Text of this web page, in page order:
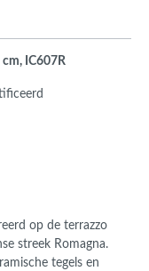
cm, IC607R
op de terrazzo
streek Romagna.
tegels en